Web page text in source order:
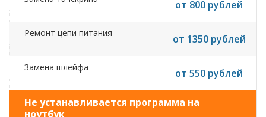
от 800 рублей
Ремонт цепи питания от 1350 рублей
Замена шлейфа от 550 рублей
Не устанавливается программа на
ноутбук